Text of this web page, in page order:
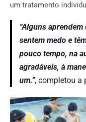
um tratamento
“Alguns
sentem medo e
pouco tempo, na
agradáveis, à
um.”, completou a